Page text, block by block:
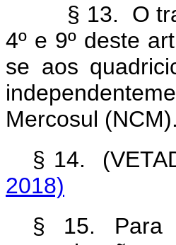
§ 13. O
4º e 9º deste
se aos
Mercosul
§ 14.
2018)
§ 15. Para